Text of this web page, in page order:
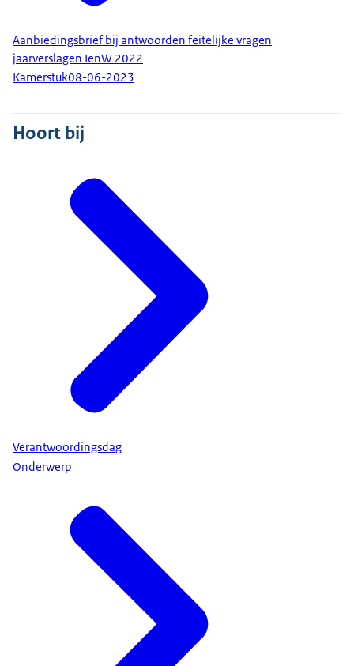
Aanbiedingsbrief bij antwoorden feitelijke vragen
jaarverslagen IenW 2022
Kamerstuk08-06-2023
Hoort bij
Verantwoordingsdag
Onderwerp